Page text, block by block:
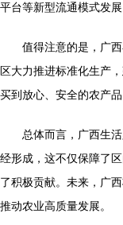
平台等新型流通模式发
值得注意的是，广
区大力推进标准化生产
买到放心、安全的农产品
总体而言，广西生
经形成，这不仅保障了
了积极贡献。未来，广
推动农业高质量发展。